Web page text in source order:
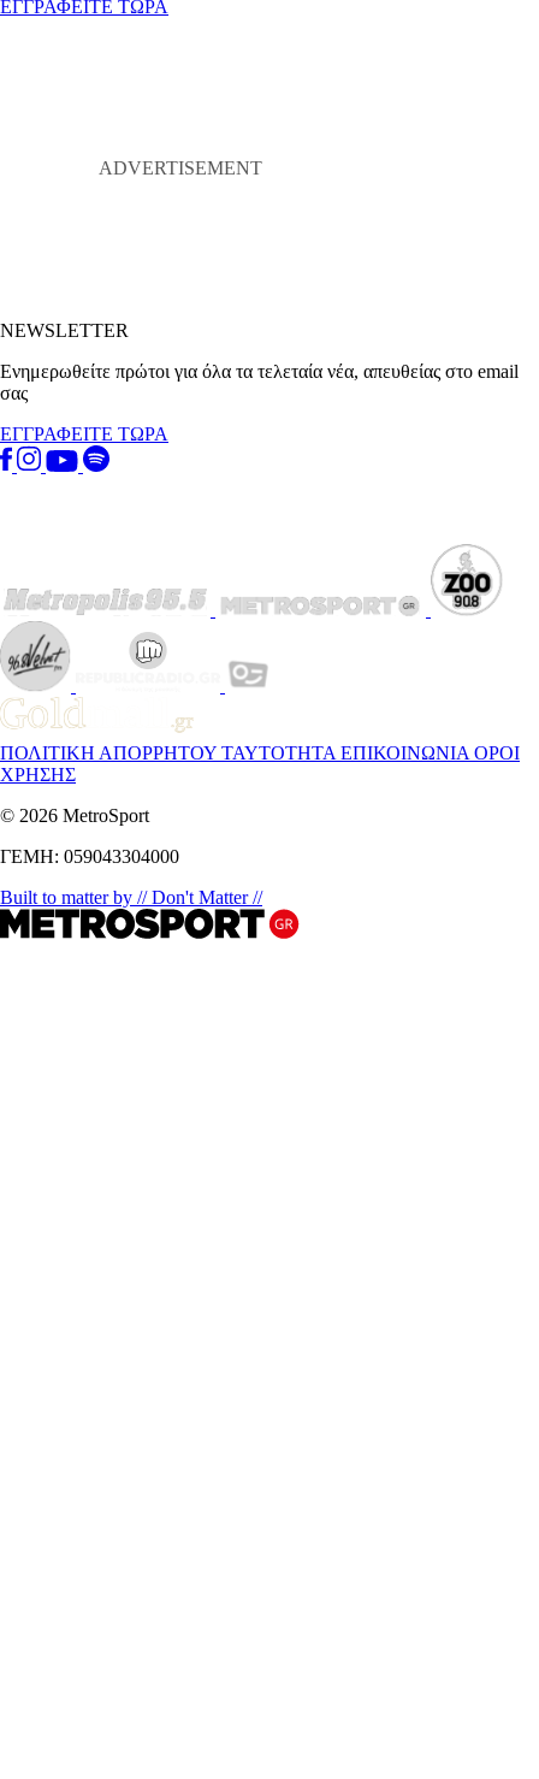
ΕΓΓΡΑΦΕΙΤΕ ΤΩΡΑ
NEWSLETTER
Ενημερωθείτε πρώτοι για όλα τα τελεταία νέα, απευθείας στο email
σας
ΕΓΓΡΑΦΕΙΤΕ ΤΩΡΑ
ΠΟΛΙΤΙΚΗ ΑΠΟΡΡΗΤΟΥ ΤΑΥΤΟΤΗΤΑ ΕΠΙΚΟΙΝΩΝΙΑ ΟΡΟΙ
ΧΡΗΣΗΣ
© 2026 MetroSport
ΓΕΜΗ: 059043304000
Built to matter by // Don't Matter //